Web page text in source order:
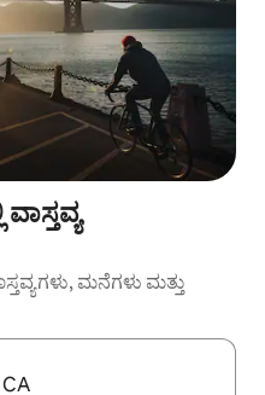
ಮನೆಗಳು ಮತ್ತು
ಡೌನ್ ಬಾಣದ ಕೀಲಿಗಳೊಂದಿಗೆ